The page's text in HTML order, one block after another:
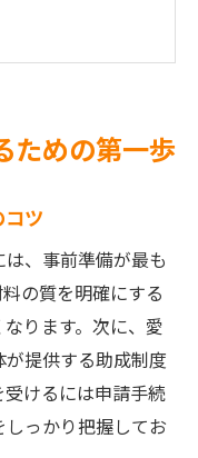
の重要性
活用方法
の注意点
の有無を確認
落とし穴とは
を防ぐコツ
ための方法
もり比較のコツ
ための第一歩
ツ
、事前準備が最も
の質を明確にする
ります。次に、愛
提供する助成制度
けるには申請手続
っかり把握してお